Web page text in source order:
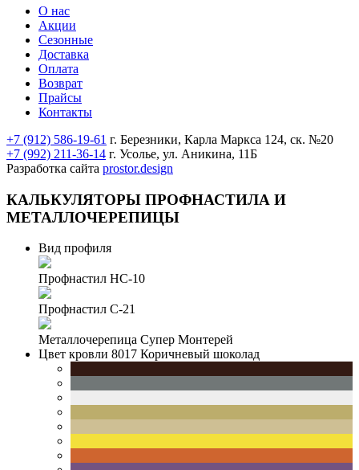
О нас
Акции
Сезонные
Доставка
Оплата
Возврат
Прайсы
Контакты
+7 (912) 586-19-61 г. Березники, Карла Маркса 124, ск. №20
+7 (992) 211-36-14 г. Усолье, ул. Аникина, 11Б
Разработка сайта prostor.design
КАЛЬКУЛЯТОРЫ ПРОФНАСТИЛА И
МЕТАЛЛОЧЕРЕПИЦЫ
Вид профиля
Профнастил НС-10
Профнастил С-21
Металлочерепица Супер Монтерей
Цвет кровли 8017 Коричневый шоколад